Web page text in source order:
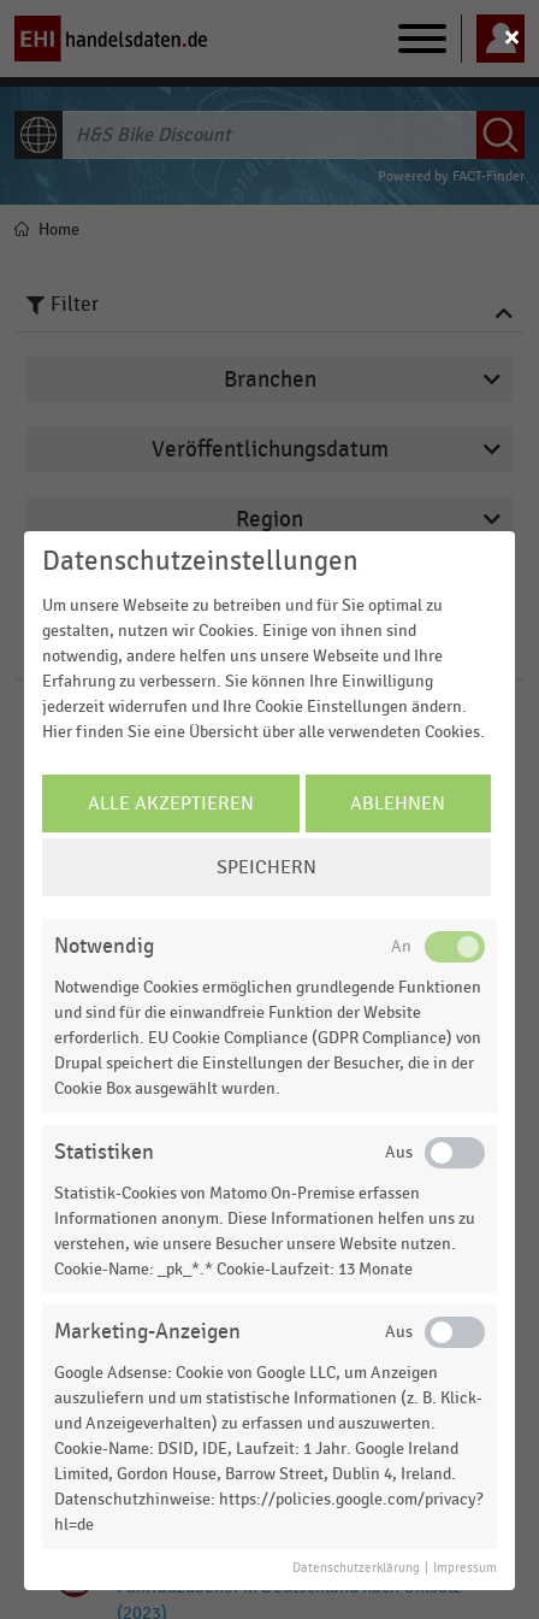
Main
navigation
Powered by FACT-Finder
Pfadnavigation
Home
10Ergebnisse fürH&S Bike Discount
E-COMMERCE|STATISTIK
Umsatz (2024)
Sportbedarf in Deutschland nach Umsatz (2021)
Top 100 der Online-Shops in Deutschland nach
Umsatz (2023)
E-COMMERCE STATISTIK
Top 100 der Online-Shops in Deutschland nach
Umsatz (2024)
Top 100 der Online-Shops in Deutschland nach
Umsatz (2022)
E-COMMERCE
Top 100 der Online-Shops in Deutschland nach
Umsatz (2021)
E-COMMERCE|STATISTIK
Umsatz (2020)
INTERNATIONALER HANDEL |STATISTIK
Verkaufsfläche der Colruyt-Gruppe im
Einzelhandel nach Vertriebslinien (2015-2025)
Top 3 der größten Online-Shops für Fahrräder und
Fahrradzubehör in Deutschland nach Umsatz
(2023)
Filter
Branchen
Internationaler Handel
Lebensmittelhandel
Veröffentlichungsdatum
2022
2021
Region
Deutschland
Österreich
Europa
Datenschutzeinstellungen
Um unsere Webseite zu betreiben und für Sie optimal zu
gestalten, nutzen wir Cookies. Einige von ihnen sind
notwendig, andere helfen uns unsere Webseite und Ihre
Erfahrung zu verbessern. Sie können Ihre Einwilligung
jederzeit widerrufen und Ihre Cookie Einstellungen ändern.
Hier finden Sie eine Übersicht über alle verwendeten Cookies.
ALLE AKZEPTIEREN ABLEHNEN
SPEICHERN
Notwendig
Notwendige Cookies ermöglichen grundlegende Funktionen
und sind für die einwandfreie Funktion der Website
erforderlich. EU Cookie Compliance (GDPR Compliance) von
Drupal speichert die Einstellungen der Besucher, die in der
Cookie Box ausgewählt wurden.
Statistiken
Statistik-Cookies von Matomo On-Premise erfassen
Informationen anonym. Diese Informationen helfen uns zu
verstehen, wie unsere Besucher unsere Website nutzen.
Cookie-Name: _pk_*.* Cookie-Laufzeit: 13 Monate
Marketing-Anzeigen
Google Adsense: Cookie von Google LLC, um Anzeigen
auszuliefern und um statistische Informationen (z. B. Klick-
und Anzeigeverhalten) zu erfassen und auszuwerten.
Cookie-Name: DSID, IDE, Laufzeit: 1 Jahr. Google Ireland
Limited, Gordon House, Barrow Street, Dublin 4, Ireland.
Datenschutzhinweise: https://policies.google.com/privacy?
hl=de
Datenschutzerklärung Impressum